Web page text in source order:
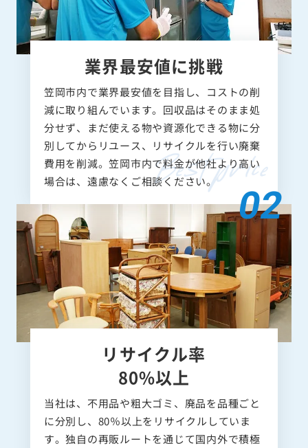
業界最安値に挑戦
笠岡市内で業界最安値を目指し、コストの削
減に取り組んでいます。回収品はそのまま処
分せず、まだ使える物や資源化できる物に分
別してからリユース、リサイクルを行い廃棄
費用を削減。笠岡市内で料金が他社より高い
場合は、遠慮なくご相談ください。
リサイクル率
80%以上
当社は、不用品や粗大ゴミ、廃品を品種ごと
に分別し、80％以上をリサイクルしていま
す。独自の再販ルートを通じて国内外で積極